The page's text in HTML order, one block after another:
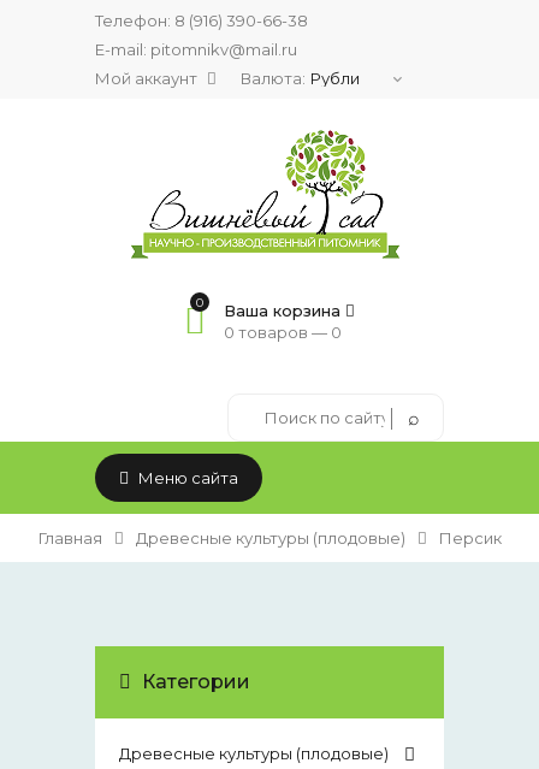
Телефон: 8 (916) 390-66-38
E-mail: pitomnikv@mail.ru
Мой аккаунт
Валюта:
0
Ваша корзина
0 товаров — 0
Меню сайта
Главная Древесные культуры (плодовые) Персик
Категории
Древесные культуры (плодовые)